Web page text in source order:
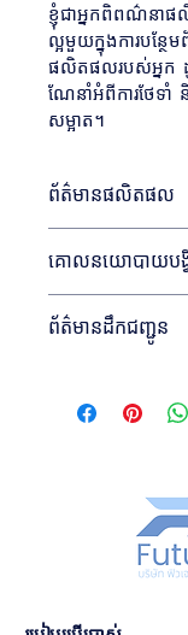
ខ្ញុំជាអ្នកពិពណ៌នាផ
ល្អមួយក្នុងការបន្ថ
ផលិតផលរបស់អ្នក ដូ
ណែនាំអំពីការថែទាំ
សម្អាត។
ព័ត៌មានផលិតផល
អំពីផលិតផលរបស់អ្ន
ថែទាំ និង ការណែនាំអំ
កន្លែងដ៏ល្អមួយដើម្បីរំល
ផលិតផលនេះពិសេស
គោលនយោបាយបង្
ឱ្យដឹងពីអ្វីដែលត្រូវធ្
ការត្រឡប់ម
កសាងទំនុក
ការមានគោលនយោប
ដោយត្រង់ៗ ឬការផ្លា
អ្នកឡើងវិញថាពួកគ
ព័ត៌មានដឹកជញ្ជូន
វិធីសាស្រ្តដឹកជញ្ជូន
របស់អ្នក។
គោលការណ៍ដឹកជញ្ជូន
មួយក្នុងការកសាងទំនុ
អតិថិជនរបស់អ្នកថា